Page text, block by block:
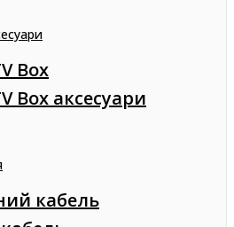
Box
Box аксесуари
кабель